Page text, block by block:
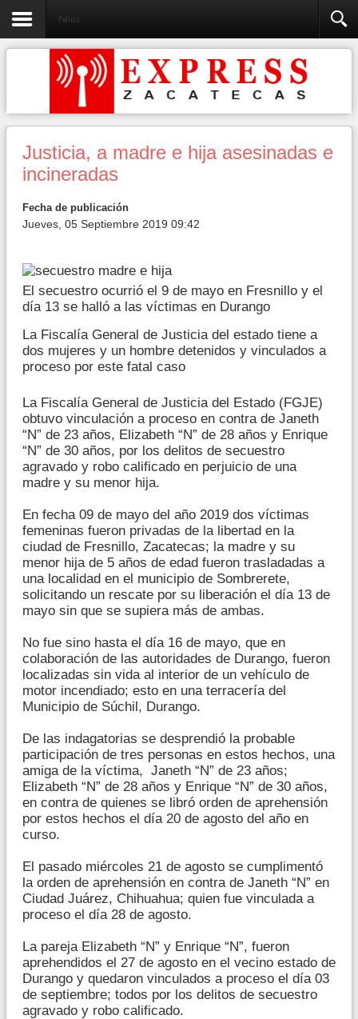
Policia
Justicia, a madre e hija asesinadas e
incineradas
Fecha de publicación
Jueves, 05 Septiembre 2019 09:42
El secuestro ocurrió el 9 de mayo en Fresnillo y el
día 13 se halló a las víctimas en Durango
La Fiscalía General de Justicia del estado tiene a
dos mujeres y un hombre detenidos y vinculados a
proceso por este fatal caso
La Fiscalía General de Justicia del Estado (FGJE)
obtuvo vinculación a proceso en contra de Janeth
“N” de 23 años, Elizabeth “N” de 28 años y Enrique
“N” de 30 años, por los delitos de secuestro
agravado y robo calificado en perjuicio de una
madre y su menor hija.
En fecha 09 de mayo del año 2019 dos víctimas
femeninas fueron privadas de la libertad en la
ciudad de Fresnillo, Zacatecas; la madre y su
menor hija de 5 años de edad fueron trasladadas a
una localidad en el municipio de Sombrerete,
solicitando un rescate por su liberación el día 13 de
mayo sin que se supiera más de ambas.
No fue sino hasta el día 16 de mayo, que en
colaboración de las autoridades de Durango, fueron
localizadas sin vida al interior de un vehículo de
motor incendiado; esto en una terracería del
Municipio de Súchil, Durango.
De las indagatorias se desprendió la probable
participación de tres personas en estos hechos, una
amiga de la víctima, Janeth “N” de 23 años;
Elizabeth “N” de 28 años y Enrique “N” de 30 años,
en contra de quienes se libró orden de aprehensión
por estos hechos el día 20 de agosto del año en
curso.
El pasado miércoles 21 de agosto se cumplimentó
la orden de aprehensión en contra de Janeth “N” en
Ciudad Juárez, Chihuahua; quien fue vinculada a
proceso el día 28 de agosto.
La pareja Elizabeth “N” y Enrique “N”, fueron
aprehendidos el 27 de agosto en el vecino estado de
Durango y quedaron vinculados a proceso el día 03
de septiembre; todos por los delitos de secuestro
agravado y robo calificado.